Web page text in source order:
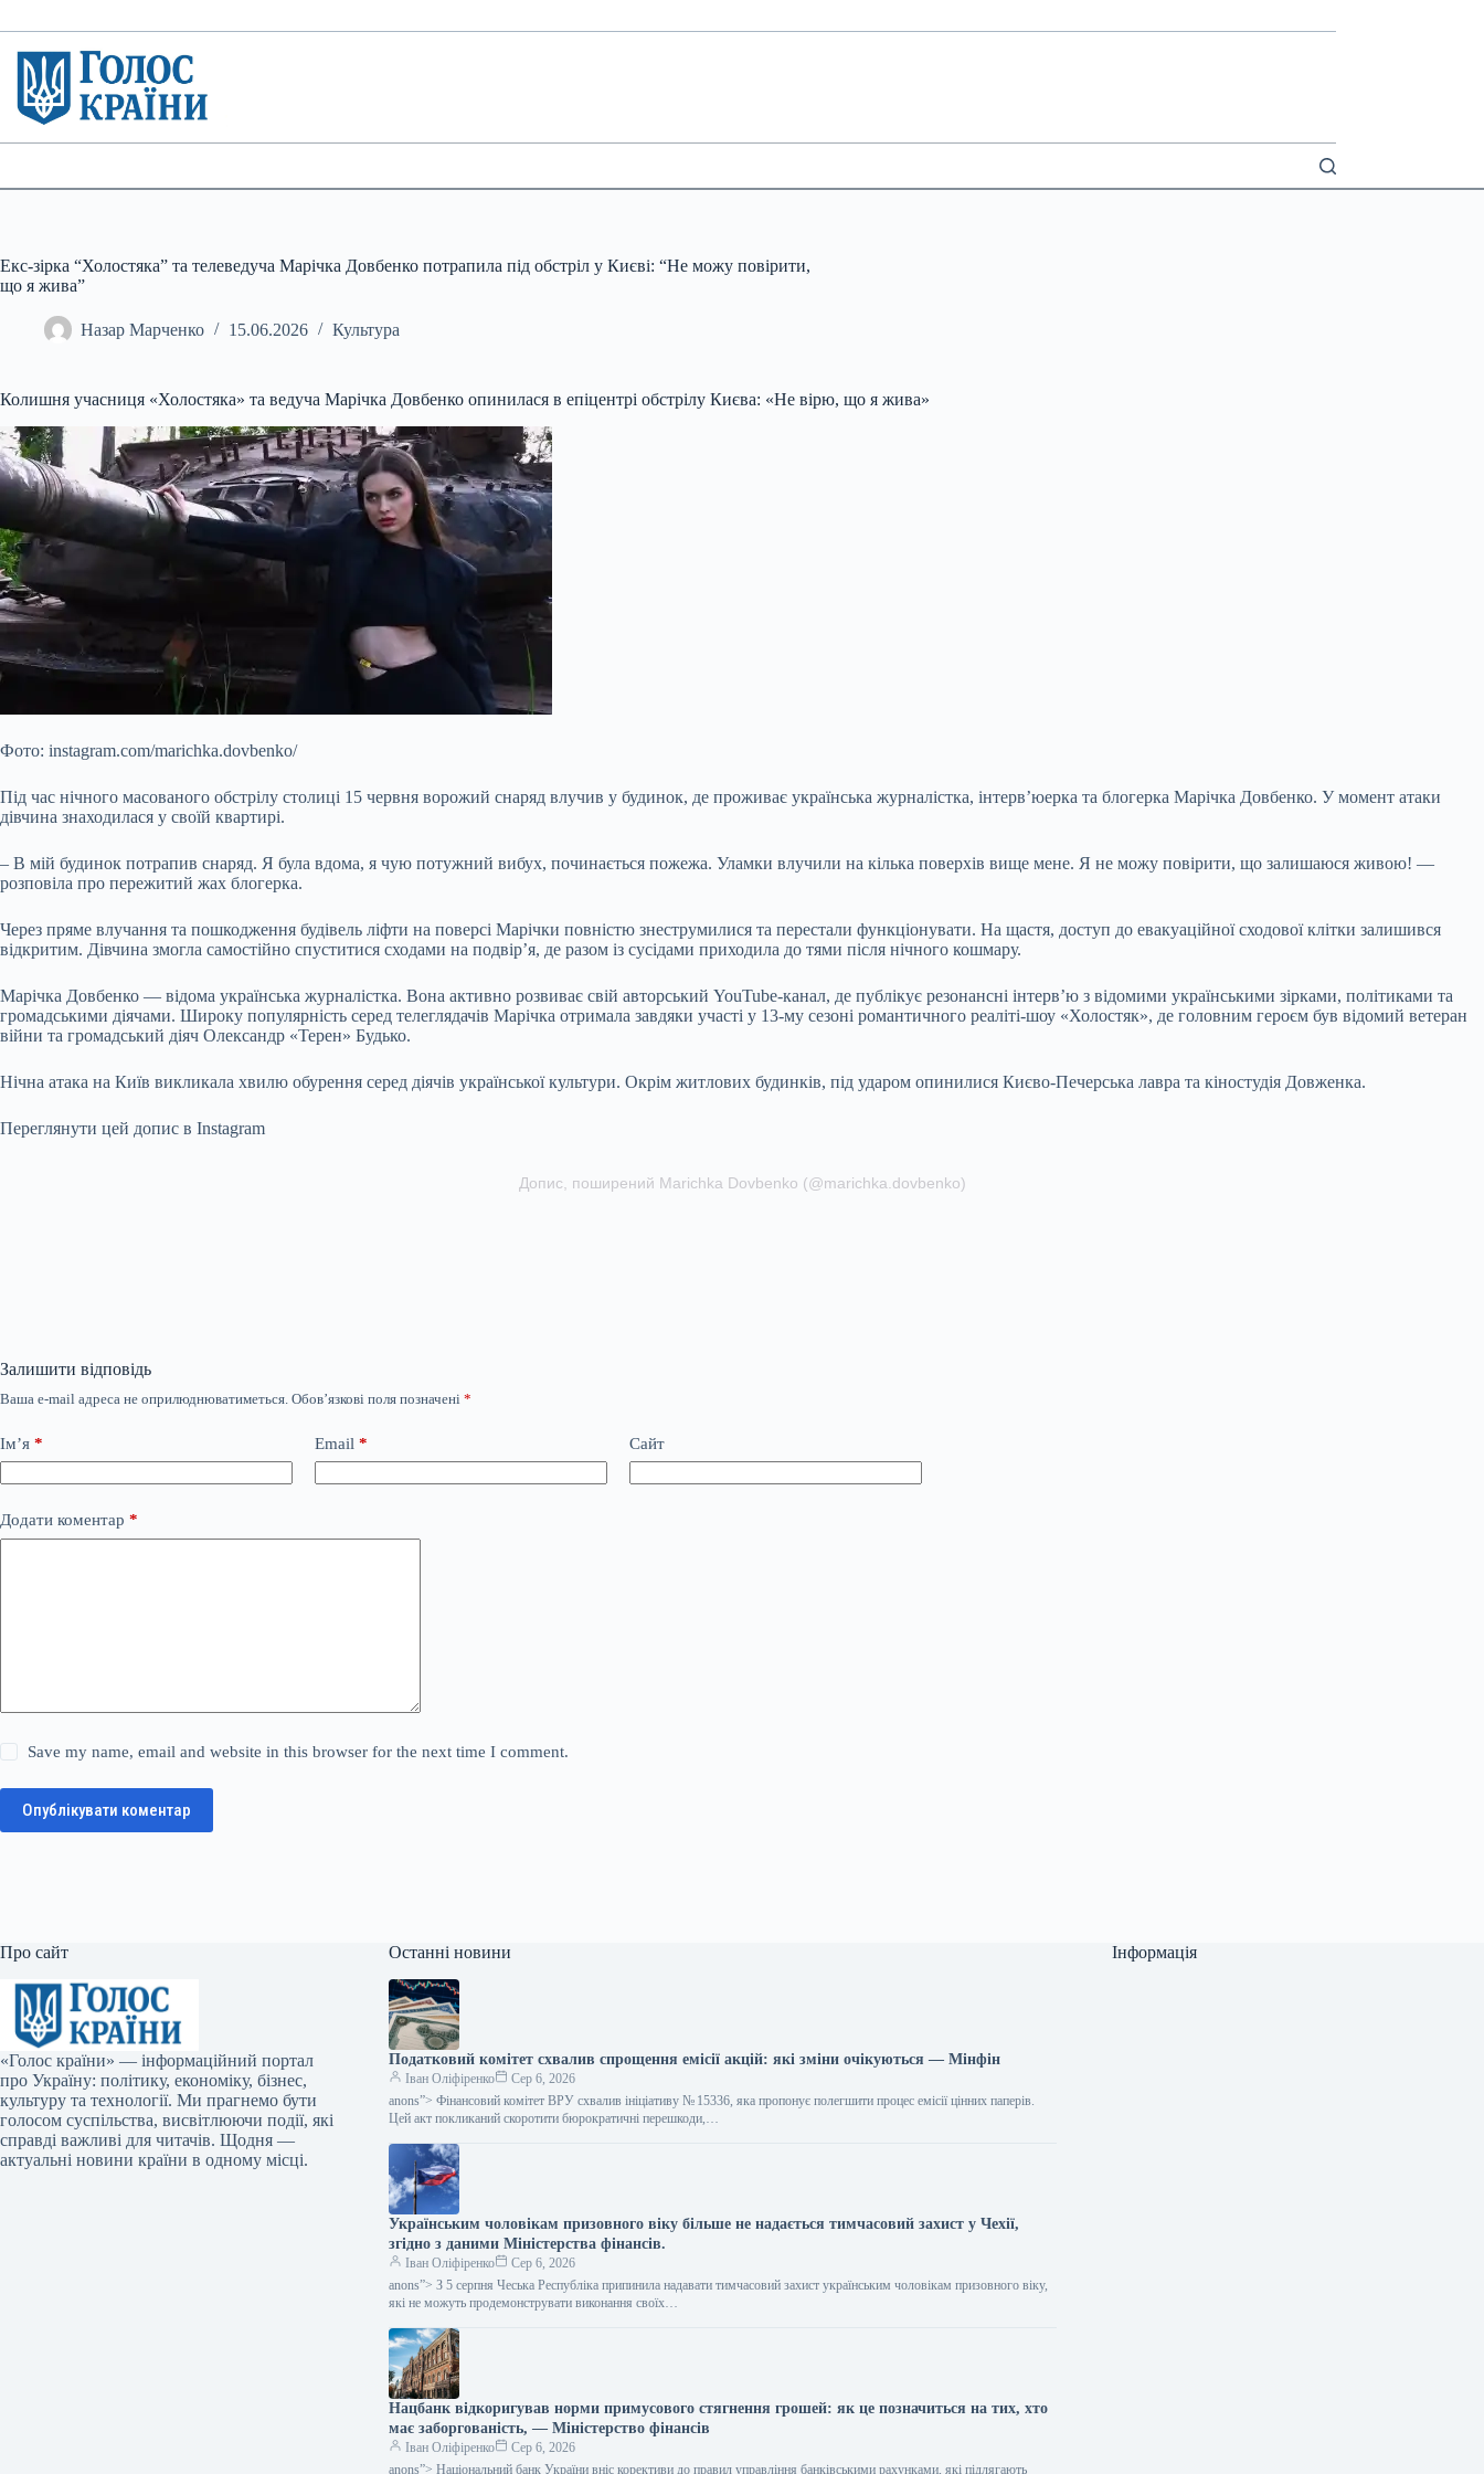
до
вмісту
Екс-зірка “Холостяка” та телеведуча Марічка Довбенко потрапила під обстріл у Києві: “Не можу повірити,
що я жива”
Назар Марченко 15.06.2026 Культура
Колишня учасниця «Холостяка» та ведуча Марічка Довбенко опинилася в епіцентрі обстрілу Києва: «Не вірю, що я жива»
Фото: instagram.com/marichka.dovbenko/
Під час нічного масованого обстрілу столиці 15 червня ворожий снаряд влучив у будинок, де проживає українська журналістка, інтерв’юерка та блогерка Марічка Довбенко. У момент атаки
дівчина знаходилася у своїй квартирі.
– В мій будинок потрапив снаряд. Я була вдома, я чую потужний вибух, починається пожежа. Уламки влучили на кілька поверхів вище мене. Я не можу повірити, що залишаюся живою! —
розповіла про пережитий жах блогерка.
Через пряме влучання та пошкодження будівель ліфти на поверсі Марічки повністю знеструмилися та перестали функціонувати. На щастя, доступ до евакуаційної сходової клітки залишився
відкритим. Дівчина змогла самостійно спуститися сходами на подвір’я, де разом із сусідами приходила до тями після нічного кошмару.
Марічка Довбенко — відома українська журналістка. Вона активно розвиває свій авторський YouTube-канал, де публікує резонансні інтерв’ю з відомими українськими зірками, політиками та
громадськими діячами. Широку популярність серед телеглядачів Марічка отримала завдяки участі у 13-му сезоні романтичного реаліті-шоу «Холостяк», де головним героєм був відомий ветеран
війни та громадський діяч Олександр «Терен» Будько.
Нічна атака на Київ викликала хвилю обурення серед діячів української культури. Окрім житлових будинків, під ударом опинилися Києво-Печерська лавра та кіностудія Довженка.
Переглянути цей допис в Instagram
Допис, поширений Marichka Dovbenko (@marichka.dovbenko)
Залишити відповідь
Ваша e-mail адреса не оприлюднюватиметься. Обов’язкові поля позначені *
Ім’я * Email * Сайт
Додати коментар *
Save my name, email and website in this browser for the next time I comment.
Опублікувати коментар
Про сайт
«Голос країни» — інформаційний портал
про Україну: політику, економіку, бізнес,
культуру та технології. Ми прагнемо бути
голосом суспільства, висвітлюючи події, які
справді важливі для читачів. Щодня —
актуальні новини країни в одному місці.
Останні новини
Податковий комітет схвалив спрощення емісії акцій: які зміни очікуються — Мінфін
Іван Оліфіренко
Сер 6, 2026
anons”> Фінансовий комітет ВРУ схвалив ініціативу № 15336, яка пропонує полегшити процес емісії цінних паперів.
Цей акт покликаний скоротити бюрократичні перешкоди,…
Українським чоловікам призовного віку більше не надається тимчасовий захист у Чехії,
згідно з даними Міністерства фінансів.
Іван Оліфіренко
Сер 6, 2026
anons”> З 5 серпня Чеська Республіка припинила надавати тимчасовий захист українським чоловікам призовного віку,
які не можуть продемонструвати виконання своїх…
Нацбанк відкоригував норми примусового стягнення грошей: як це позначиться на тих, хто
має заборгованість, — Міністерство фінансів
Іван Оліфіренко
Сер 6, 2026
anons”> Національний банк України вніс корективи до правил управління банківськими рахунками, які підлягають
Інформація